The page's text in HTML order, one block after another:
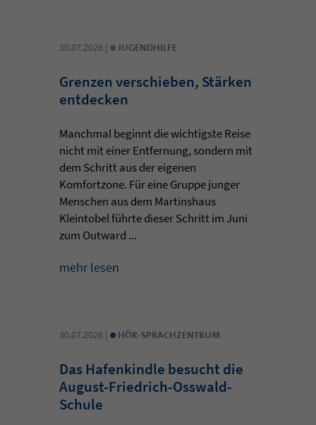
30.07.2026 | • JUGENDHILFE
Grenzen verschieben, Stärken
entdecken
Manchmal beginnt die wichtigste Reise
nicht mit einer Entfernung, sondern mit
dem Schritt aus der eigenen
Komfortzone. Für eine Gruppe junger
Menschen aus dem Martinshaus
Kleintobel führte dieser Schritt im Juni
zum Outward ...
mehr lesen
30.07.2026 | • HÖR-SPRACHZENTRUM
Das Hafenkindle besucht die
August-Friedrich-Osswald-
Schule